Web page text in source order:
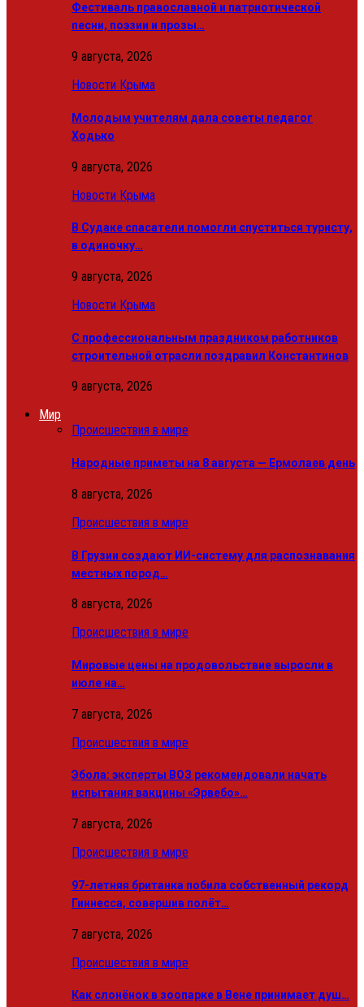
Фестиваль православной и патриотической
песни, поэзии и прозы…
9 августа, 2026
Новости Крыма
Молодым учителям дала советы педагог
Ходько
9 августа, 2026
Новости Крыма
В Судаке спасатели помогли спуститься туристу,
в одиночку…
9 августа, 2026
Новости Крыма
С профессиональным праздником работников
строительной отрасли поздравил Константинов
9 августа, 2026
Мир
Происшествия в мире
Народные приметы на 8 августа — Ермолаев день
8 августа, 2026
Происшествия в мире
В Грузии создают ИИ-систему для распознавания
местных пород…
8 августа, 2026
Происшествия в мире
Мировые цены на продовольствие выросли в
июле на…
7 августа, 2026
Происшествия в мире
Эбола: эксперты ВОЗ рекомендовали начать
испытания вакцины «Эрвебо»…
7 августа, 2026
Происшествия в мире
97-летняя британка побила собственный рекорд
Гиннесса, совершив полёт…
7 августа, 2026
Происшествия в мире
Как слонёнок в зоопарке в Вене принимает душ…